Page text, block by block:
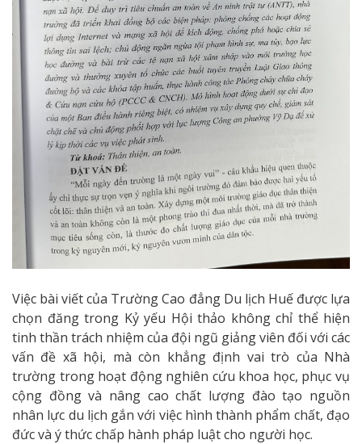
Việc bài viết của Trường Cao đẳng Du lịch Huế được lựa
chọn đăng trong Kỷ yếu Hội thảo không chỉ thể hiện
tinh thần trách nhiệm của đội ngũ giảng viên đối với các
vấn đề xã hội, mà còn khẳng định vai trò của Nhà
trường trong hoạt động nghiên cứu khoa học, phục vụ
cộng đồng và nâng cao chất lượng đào tạo nguồn
nhân lực du lịch gắn với việc hình thành phẩm chất, đạo
đức và ý thức chấp hành pháp luật cho người học.